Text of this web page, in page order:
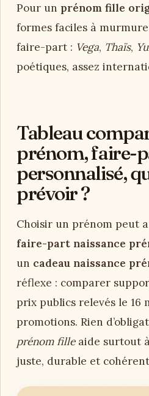
Pour un prénom fille
formes faciles à
faire-part : Vega, Thaïs,
poétiques, assez
Tableau
prénom, faire-
personnalisé,
prévoir ?
Choisir un prénom peut
faire-part naissance
un cadeau naissance
réflexe : comparer
prix publics relevés le 16
promotions. Rien
prénom filleaide surtout
juste, durable et